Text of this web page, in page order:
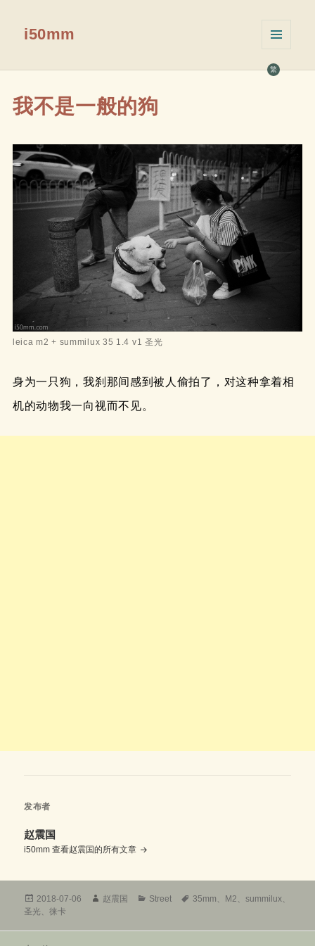
繁
i50mm
挂件
我不是一般的狗
leica m2 + summilux 35 1.4 v1 圣光
身为一只狗，我刹那间感到被人偷拍了，对这种拿着相
机的动物我一向视而不见。
发布者
赵震国
i50mm查看赵震国的所有文章
发
布
2018-07-06
作
赵震国
分
Street
标
35mm 、 M2 、summilux、
圣光、徕卡